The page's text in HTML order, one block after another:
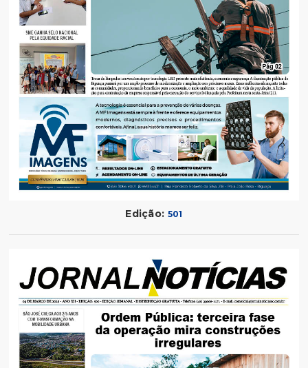
Edição: 501